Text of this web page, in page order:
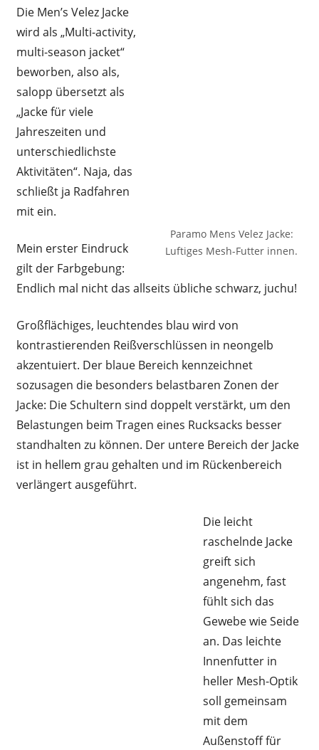
Paramo Mens Velez Jacke:
Luftiges Mesh-Futter innen.
Die Men’s Velez Jacke
wird als „Multi-activity,
multi-season jacket“
beworben, also als,
salopp übersetzt als
„Jacke für viele
Jahreszeiten und
unterschiedlichste
Aktivitäten“. Naja, das
schließt ja Radfahren
mit ein.
Mein erster Eindruck
gilt der Farbgebung:
Endlich mal nicht das allseits übliche schwarz, juchu!
Großflächiges, leuchtendes blau wird von
kontrastierenden Reißverschlüssen in neongelb
akzentuiert. Der blaue Bereich kennzeichnet
sozusagen die besonders belastbaren Zonen der
Jacke: Die Schultern sind doppelt verstärkt, um den
Belastungen beim Tragen eines Rucksacks besser
standhalten zu können. Der untere Bereich der Jacke
ist in hellem grau gehalten und im Rückenbereich
verlängert ausgeführt.
Die leicht
raschelnde Jacke
greift sich
angenehm, fast
fühlt sich das
Gewebe wie Seide
an. Das leichte
Innenfutter in
heller Mesh-Optik
soll gemeinsam
mit dem
Außenstoff für